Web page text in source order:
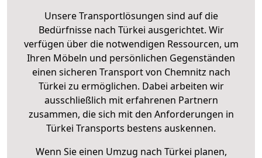
Unsere Transportlösungen sind auf die
Bedürfnisse nach Türkei ausgerichtet. Wir
verfügen über die notwendigen Ressourcen, um
Ihren Möbeln und persönlichen Gegenständen
einen sicheren Transport von Chemnitz nach
Türkei zu ermöglichen. Dabei arbeiten wir
ausschließlich mit erfahrenen Partnern
zusammen, die sich mit den Anforderungen in
Türkei Transports bestens auskennen.
Wenn Sie einen Umzug nach Türkei planen,